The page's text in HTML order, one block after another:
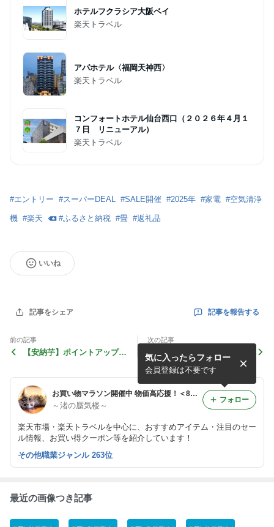
ホテルフクラシア大阪ベイ
楽天トラベル
アパホテル〈福岡天神西〉
楽天トラベル
コンフォートホテル仙台西口（２０２６年４月１
７日 リニューアル）
楽天トラベル
#エントリー #スーパーDEAL #SALE開催 #2025年 #家電 #空気清浄
機 #楽天 #ふるさと納税 #畳 #返礼品
いいね
記事をシェア 記事を報告する
前の記事
【安納芋】ポイントアップ祭
次の記事
【ダンベル】ポイントアップ
祭＆新春 福袋 目玉市 開催
中！
お買い物マラソン開催中 物価高応援！＜8/11(火)01:59まで＞
～渚の蜃気楼～
楽天市場・楽天トラベルを中心に、おすすめアイテム・注目のセー
ル情報、お買い得クーポン等を紹介しています！
気に入ったらフォロー
会員登録は不要です
フォロー
その他職業ジャンル 263位
最近の画像つき記事